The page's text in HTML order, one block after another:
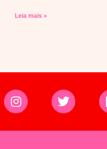
Leia mais »